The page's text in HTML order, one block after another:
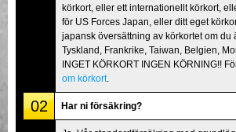
Okinawa
körkort, eller ett internationellt körkort,
för US Forces Japan, eller ditt eget
japansk översättning av körkortet om du
Tyskland, Frankrike, Taiwan, Belgien,
INGET KÖRKORT INGEN KÖRNING!!
om körkort.
02 Har ni försäkring?